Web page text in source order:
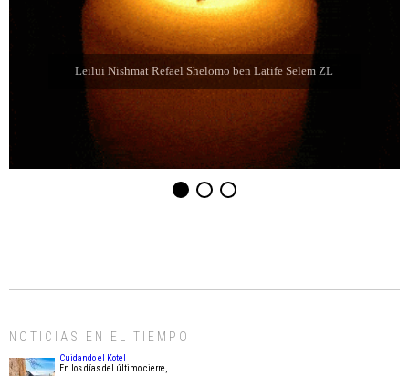
Leilui Nishmat Sara bat Farida Chabube ZL
NOTICIAS EN EL TIEMPO
Cuidando el Kotel
En los días del último cierre, …